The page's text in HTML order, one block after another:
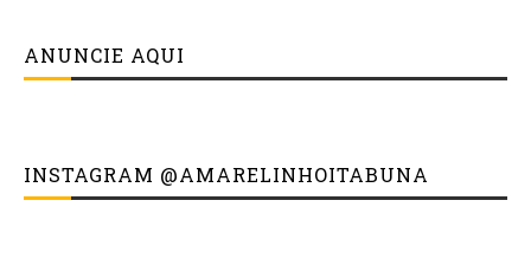
ANUNCIE AQUI
INSTAGRAM @AMARELINHOITABUNA